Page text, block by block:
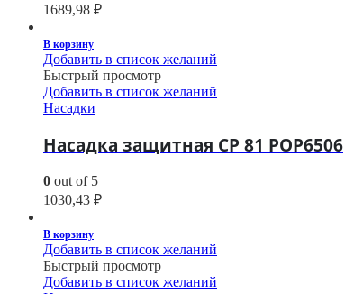
1689,98 ₽
В корзину
Добавить в список желаний
Быстрый просмотр
Добавить в список желаний
Насадки
Насадка защитная CP 81 POP6506
0 out of 5
1030,43 ₽
В корзину
Добавить в список желаний
Быстрый просмотр
Добавить в список желаний